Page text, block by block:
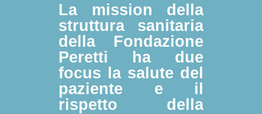
La mission della
struttura sanitaria
della Fondazione
Peretti ha due
focus la salute del
paziente e il
rispetto della